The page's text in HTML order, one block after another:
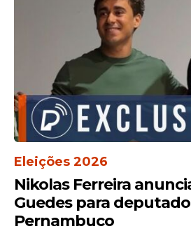
Eleições 2026
Nikolas Ferreira
Guedes para
Pernambuco